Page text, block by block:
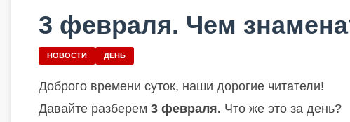
3 февраля. Чем
НОВОСТИ ДЕНЬ
Доброго времени суток, наши дорогие читатели!
Давайте разберем 3 февраля. Что же это за день?